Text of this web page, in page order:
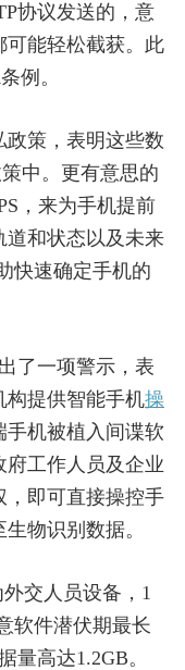
协议发送的，意
可能轻松截获。此
例。
策，表明这些数
中。更有意思的
，来为手机提前
道和状态以及未来
快速确定手机的
了一项警示，表
构提供智能手机操
手机被植入间谍软
工作人员及企业
，即可直接操控手
物识别数据。
交人员设备，1
软件潜伏期最长
量高达1.2GB。